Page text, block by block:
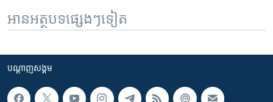
អានអត្ថបទផ្សេងៗទៀត
បណ្តាញ​សង្គម